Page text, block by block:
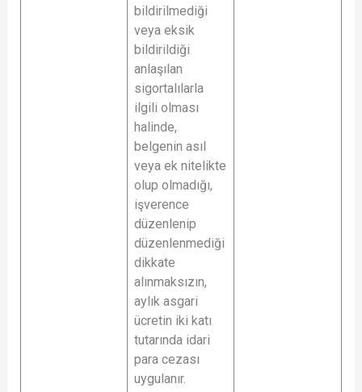
bildirilmediği
veya eksik
bildirildiği
anlaşılan
sigortalılarla
ilgili olması
halinde,
belgenin asıl
veya ek nitelikte
olup olmadığı,
işverence
düzenlenip
düzenlenmediği
dikkate
alınmaksızın,
aylık asgari
ücretin iki katı
tutarında idari
para cezası
uygulanır.